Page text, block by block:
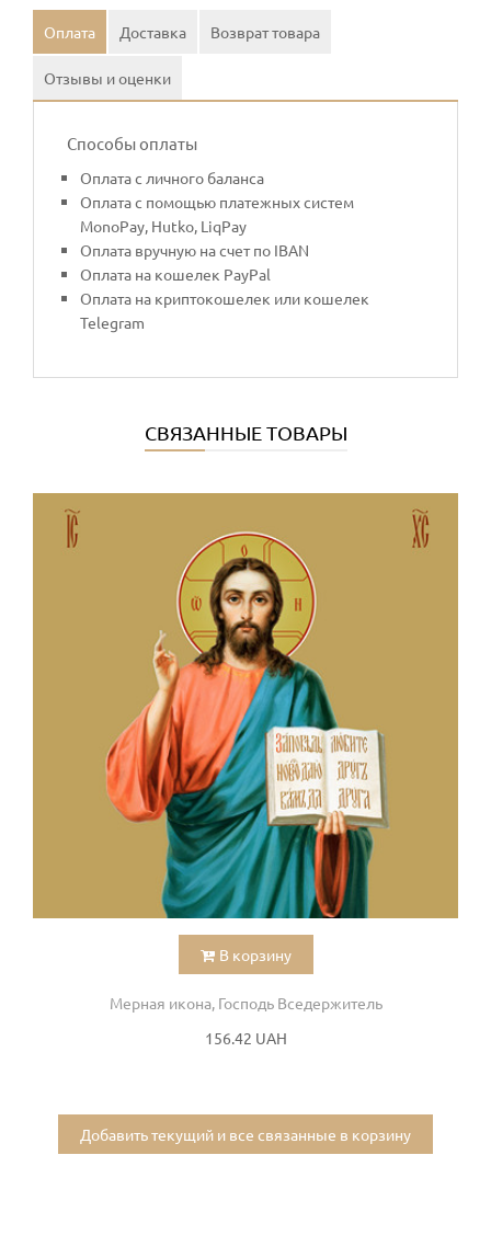
Оплата Доставка Возврат товара
Отзывы и оценки
Способы оплаты
Оплата с личного баланса
Оплата с помощью платежных систем
MonoPay, Hutko, LiqPay
Оплата вручную на счет по IBAN
Оплата на кошелек PayPal
Оплата на криптокошелек или кошелек
Telegram
СВЯЗАННЫЕ ТОВАРЫ
В корзину
Мерная икона, Господь Вседержитель
156.42 UAH
Добавить текущий и все связанные в корзину